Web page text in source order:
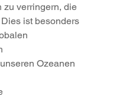
zu verringern, die
ist besonders
Ozeanen